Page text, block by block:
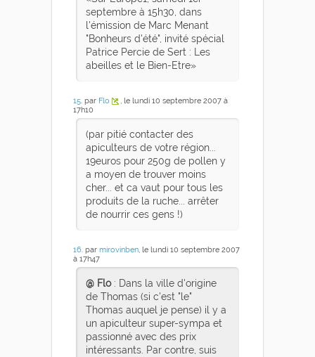
septembre à 15h30, dans
l'émission de Marc Menant
"Bonheurs d'été", invité spécial
Patrice Percie de Sert : Les
abeilles et le Bien-Etre
15. par Flo
, le lundi 10 septembre 2007 à
17h10
(par pitié contacter des
apiculteurs de votre région...
19euros pour 250g de pollen y
a moyen de trouver moins
cher... et ca vaut pour tous les
produits de la ruche... arrêter
de nourrir ces gens !)
16. par mirovinben, le lundi 10 septembre 2007
à 17h47
@ Flo: Dans la ville d'origine
de Thomas (si c'est "le"
Thomas auquel je pense) il y a
un apiculteur super-sympa et
passionné avec des prix
intéressants. Par contre, suis